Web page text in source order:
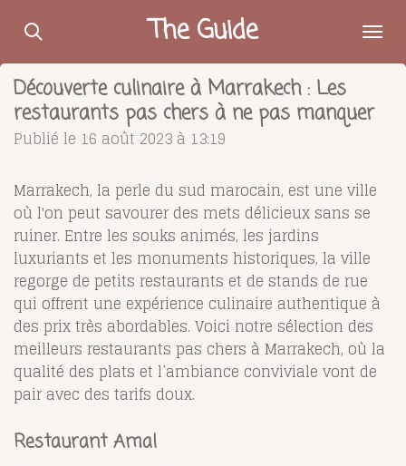
Passer
contenu
principal
The Guide
Découverte culinaire à Marrakech : Les
restaurants pas chers à ne pas manquer
Publié le 16 août 2023 à 13:19
Marrakech, la perle du sud marocain, est une ville
où l'on peut savourer des mets délicieux sans se
ruiner. Entre les souks animés, les jardins
luxuriants et les monuments historiques, la ville
regorge de petits restaurants et de stands de rue
qui offrent une expérience culinaire authentique à
des prix très abordables. Voici notre sélection des
meilleurs restaurants pas chers à Marrakech, où la
qualité des plats et l’ambiance conviviale vont de
pair avec des tarifs doux.
Restaurant Amal